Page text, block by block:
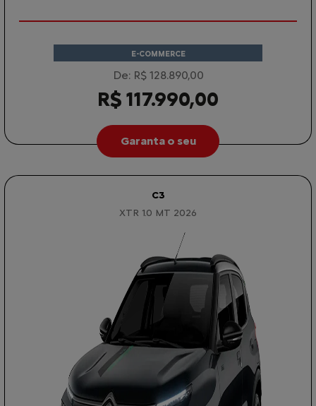
E-COMMERCE
De: R$ 128.890,00
R$ 117.990,00
Garanta o seu
C3
XTR 1.0 MT 2026